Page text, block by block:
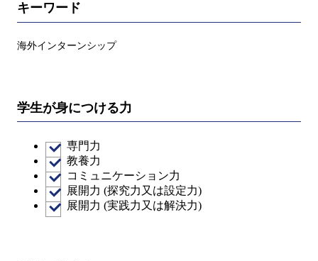
キーワード
海外インターンシップ
学生が身につける力
専門力
教養力
コミュニケーション力
展開力 (探究力又は設定力)
展開力 (実践力又は解決力)